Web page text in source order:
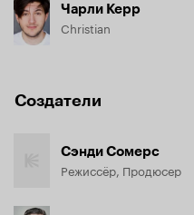
Чарли Керр
Christian
Создатели
Сэнди Сомерс
Режиссёр, Продюсер